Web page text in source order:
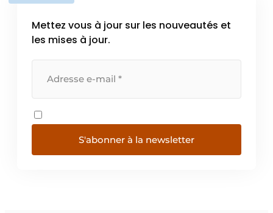
Mettez vous à jour sur les nouveautés et
les mises à jour.
S'abonner à la newsletter